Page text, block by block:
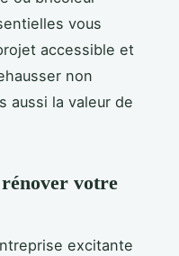
vous
accessible et
non
aussi la valeur de
votre
excitante